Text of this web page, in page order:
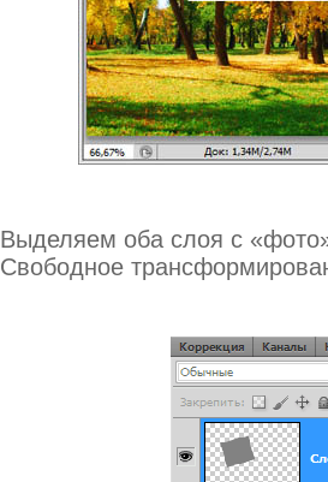
Выделяем оба слоя с
Свободное